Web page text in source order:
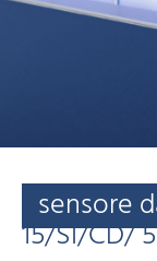
sensore
15/SI/CD/